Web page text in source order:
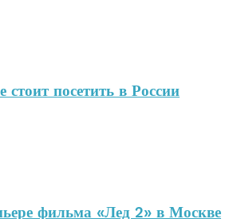
стоит посетить в России
фильма «Лед 2» в Москве